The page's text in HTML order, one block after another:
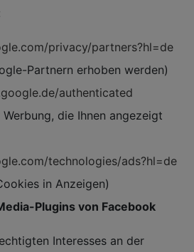
privacy/partners?hl=de
Partnern erhoben werden)
authenticated
die Ihnen angezeigt
technologies/ads?hl=de
in Anzeigen)
Plugins von Facebook
Interesses an der